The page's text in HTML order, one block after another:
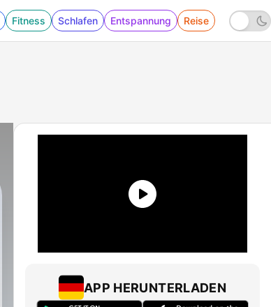
Fitness Schlafen Entspannung Reise
APP HERUNTERLADEN